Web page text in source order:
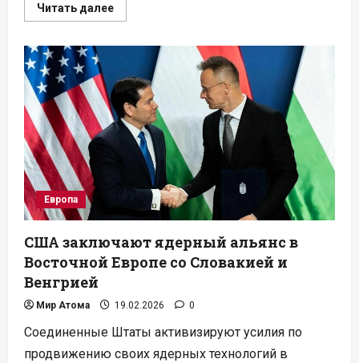
Читать далееПрочитать
больше
лицензию
на
эксплуатацию
второго
энергоблока
Запорожской
АЭС
Европа
США заключают ядерный альянс в
Восточной Европе со Словакией и
Венгрией
Мир Атома 19.02.2026 0
Соединенные Штаты активизируют усилия по
продвижению своих ядерных технологий в